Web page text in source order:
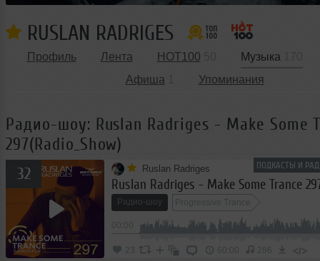
RUSLAN RADRIGES
Профиль Лента HOT100 Музыка
Афиша
Упоминания
Радио-шоу: Ruslan Radriges - Make Some
297(Radio_Show)
ПОДКАСТЫ И
32 Ruslan Radriges
Радио-шоу Progressive Trance
23 60:00 286 </>